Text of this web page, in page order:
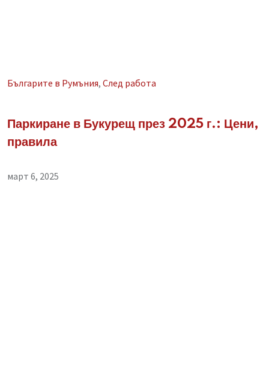
Българите в Румъния, След работа
Паркиране в Букурещ през 2025 г.: Цени,
правила
март 6, 2025